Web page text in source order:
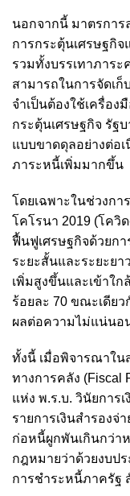
นอกจากนี้ มาตรการ
การกระตุ้นเศรษฐกิ
รวมทั้งบรรเทาภาร
สามารถในการจัดเ
จำเป็นต้องใช้เครื่อง
กระตุ้นเศรษฐกิจ รัฐ
แบบขาดดุลอย่างต่อเ
ภาระหนี้เพิ่มมากขึ้น
โดยเฉพาะในช่วงกา
โคโรนา 2019 (โควิ
ฟื้นฟูเศรษฐกิจด้วยกา
ระยะสั้นและระยะย
เพิ่มสูงขึ้นและเข้าใ
ร้อยละ 70 ขณะเดีย
ผลต่อความไม่แน่นอ
ทั้งนี้ เมื่อพิจารณาใ
ทางการคลัง (Fiscal
แห่ง พ.ร.บ. วินัยการ
รายการเงินสำรองจ่
ก่อหนี้ผูกพันเกินกว่า
กฎหมายว่าด้วยงบป
การชำระหนี้ภาครัฐ